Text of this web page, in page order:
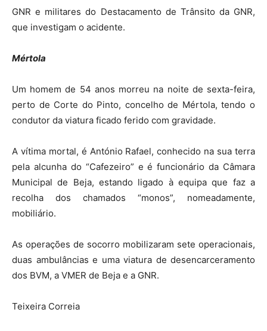
GNR e militares do Destacamento de Trânsito da GNR,
que investigam o acidente.
Mértola
Um homem de 54 anos morreu na noite de sexta-feira,
perto de Corte do Pinto, concelho de Mértola, tendo o
condutor da viatura ficado ferido com gravidade.
A vítima mortal, é António Rafael, conhecido na sua terra
pela alcunha do “Cafezeiro” e é funcionário da Câmara
Municipal de Beja, estando ligado à equipa que faz a
recolha dos chamados “monos”, nomeadamente,
mobiliário.
As operações de socorro mobilizaram sete operacionais,
duas ambulâncias e uma viatura de desencarceramento
dos BVM, a VMER de Beja e a GNR.
Teixeira Correia